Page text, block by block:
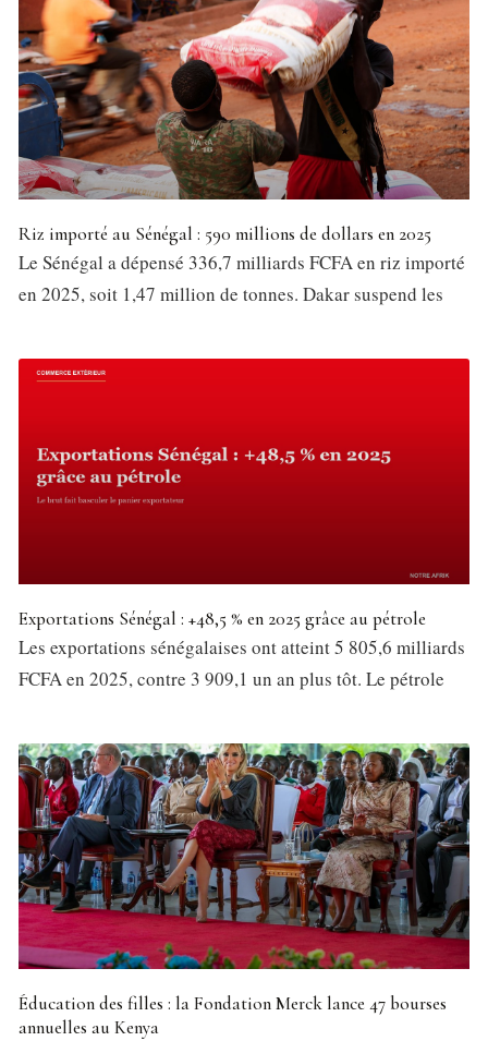
Riz importé au Sénégal : 590 millions de dollars en 2025
Le Sénégal a dépensé 336,7 milliards FCFA en riz importé
en 2025, soit 1,47 million de tonnes. Dakar suspend les
Exportations Sénégal : +48,5 % en 2025 grâce au pétrole
Les exportations sénégalaises ont atteint 5 805,6 milliards
FCFA en 2025, contre 3 909,1 un an plus tôt. Le pétrole
Éducation des filles : la Fondation Merck lance 47 bourses
annuelles au Kenya